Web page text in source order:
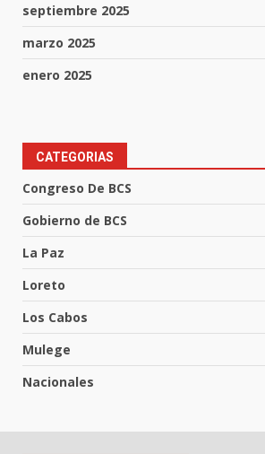
septiembre 2025
marzo 2025
enero 2025
CATEGORIAS
Congreso De BCS
Gobierno de BCS
La Paz
Loreto
Los Cabos
Mulege
Nacionales